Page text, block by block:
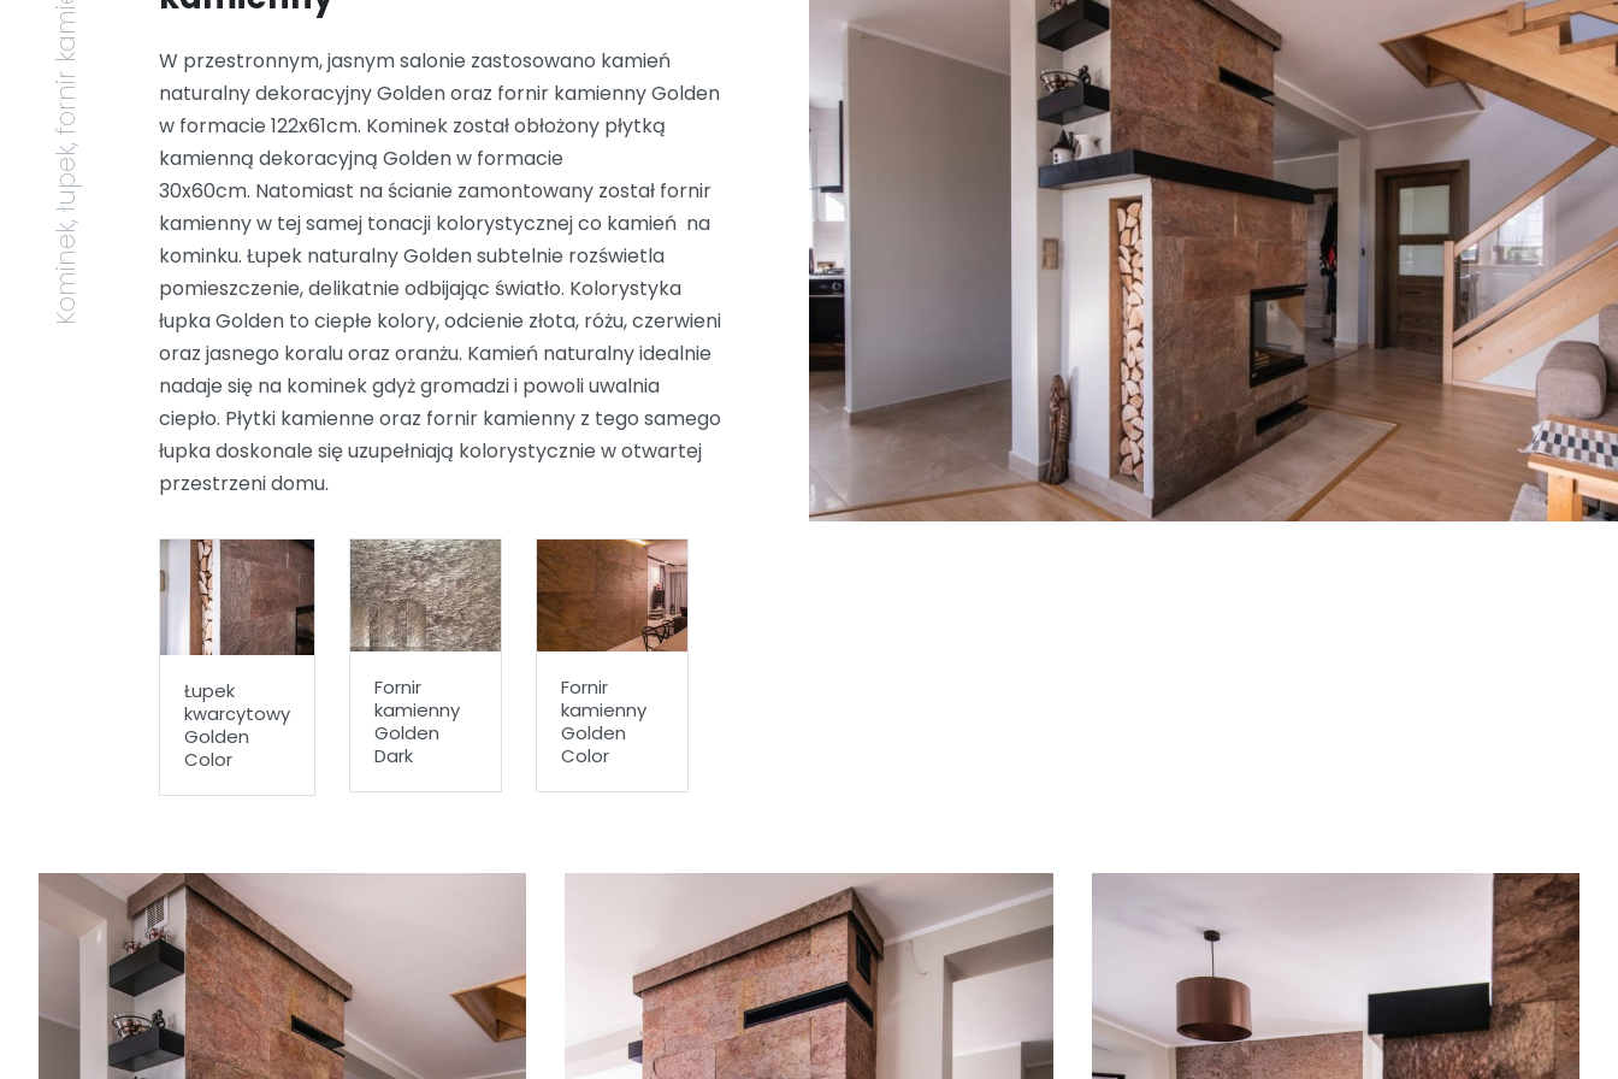
Kominek, łupek, fornir kamienny
W przestronnym, jasnym salonie zastosowano kamień
naturalny dekoracyjny Golden oraz fornir kamienny Golden
w formacie 122x61cm. Kominek został obłożony płytką
kamienną dekoracyjną Golden w formacie
30x60cm. Natomiast na ścianie zamontowany został fornir
kamienny w tej samej tonacji kolorystycznej co kamień na
kominku. Łupek naturalny Golden subtelnie rozświetla
pomieszczenie, delikatnie odbijając światło. Kolorystyka
łupka Golden to ciepłe kolory, odcienie złota, różu, czerwieni
oraz jasnego koralu oraz oranżu. Kamień naturalny idealnie
nadaje się na kominek gdyż gromadzi i powoli uwalnia
ciepło. Płytki kamienne oraz fornir kamienny z tego samego
łupka doskonale się uzupełniają kolorystycznie w otwartej
przestrzeni domu.
Łupek
kwarcytowy
Golden
Color
Fornir
kamienny
Golden
Dark
Fornir
kamienny
Golden
Color